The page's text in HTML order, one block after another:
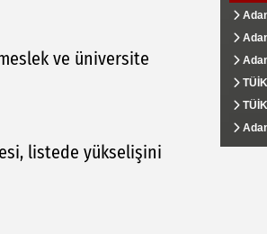
ve üniversite
listede yükselişini
Karşı
TÜİK
Ads
İş
AK
Ali
Ali